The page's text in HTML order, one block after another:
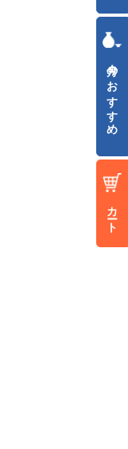
今月のおすすめ
カート